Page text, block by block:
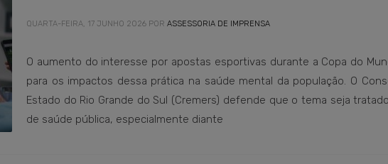
QUARTA-FEIRA, 17 JUNHO 2026 POR ASSESSORIA DE IMPRENSA
O aumento do interesse por apostas esportivas durante a Copa do
para os impactos dessa prática na saúde mental da população. O
Estado do Rio Grande do Sul (Cremers) defende que o tema seja
de saúde pública, especialmente diante